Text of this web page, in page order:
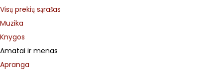
Visų prekių sąrašas
Muzika
Knygos
Amatai ir menas
Apranga